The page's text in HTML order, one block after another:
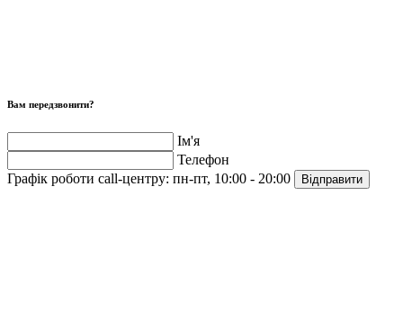
Вам передзвонити?
Ім'я
Телефон
Графік роботи call-центру: пн-пт, 10:00 - 20:00 Відправити